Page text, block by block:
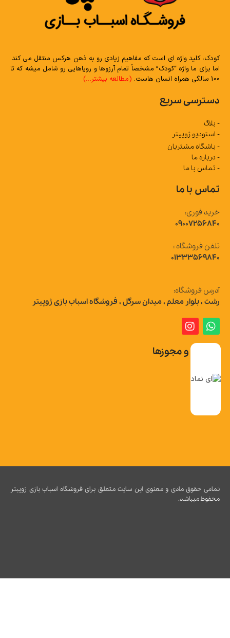
کودک، کلید واژه ای است که مفاهیم زیادی رو به ذهن هرکس منتقل می کند.
اما برای ما واژه “کودک” مشخصاً تمام آرزوها و رویاهایی رو شامل میشه که تا
100 سالگی همراه انسان هاست.
(مطالعه بیشتر…)
دسترسی سریع
- بلاگ
- استودیو ژوپیتر
- باشگاه مشتریان
- درباره ما
- تماس با ما
تماس با ما
خرید فوری:
09007256840
تلفن فروشگاه :
01333569840
آدرس فروشگاه:
رشت ، بلوار معلم ، میدان سرگل ، فروشگاه اسباب بازی ژوپیتر
تاییدیه و مجوزها
تمامی حقوق مادی و معنوی این سایت متعلق برای فروشگاه اسباب بازی ژوپیتر
محفوظ میباشد.